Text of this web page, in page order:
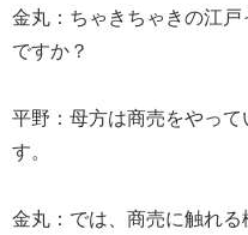
金丸：ちゃきちゃきの江
ですか？
平野：母方は商売をやっ
す。
金丸：では、商売に触れ